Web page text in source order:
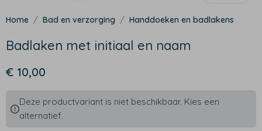
Bad en verzorging Handdoeken en badlakens
Badlaken met initiaal en naam
€ 10,00
Deze productvariant is niet beschikbaar. Kies een
alternatief.